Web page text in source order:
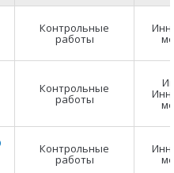
Контрольные
работы
Контрольные
работы
Контрольные
работы